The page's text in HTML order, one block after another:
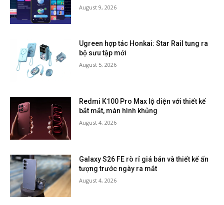
August 9, 2026
Ugreen hợp tác Honkai: Star Rail tung ra
bộ sưu tập mới
August 5, 2026
Redmi K100 Pro Max lộ diện với thiết kế
bắt mắt, màn hình khủng
August 4, 2026
Galaxy S26 FE rò rỉ giá bán và thiết kế ấn
tượng trước ngày ra mắt
August 4, 2026